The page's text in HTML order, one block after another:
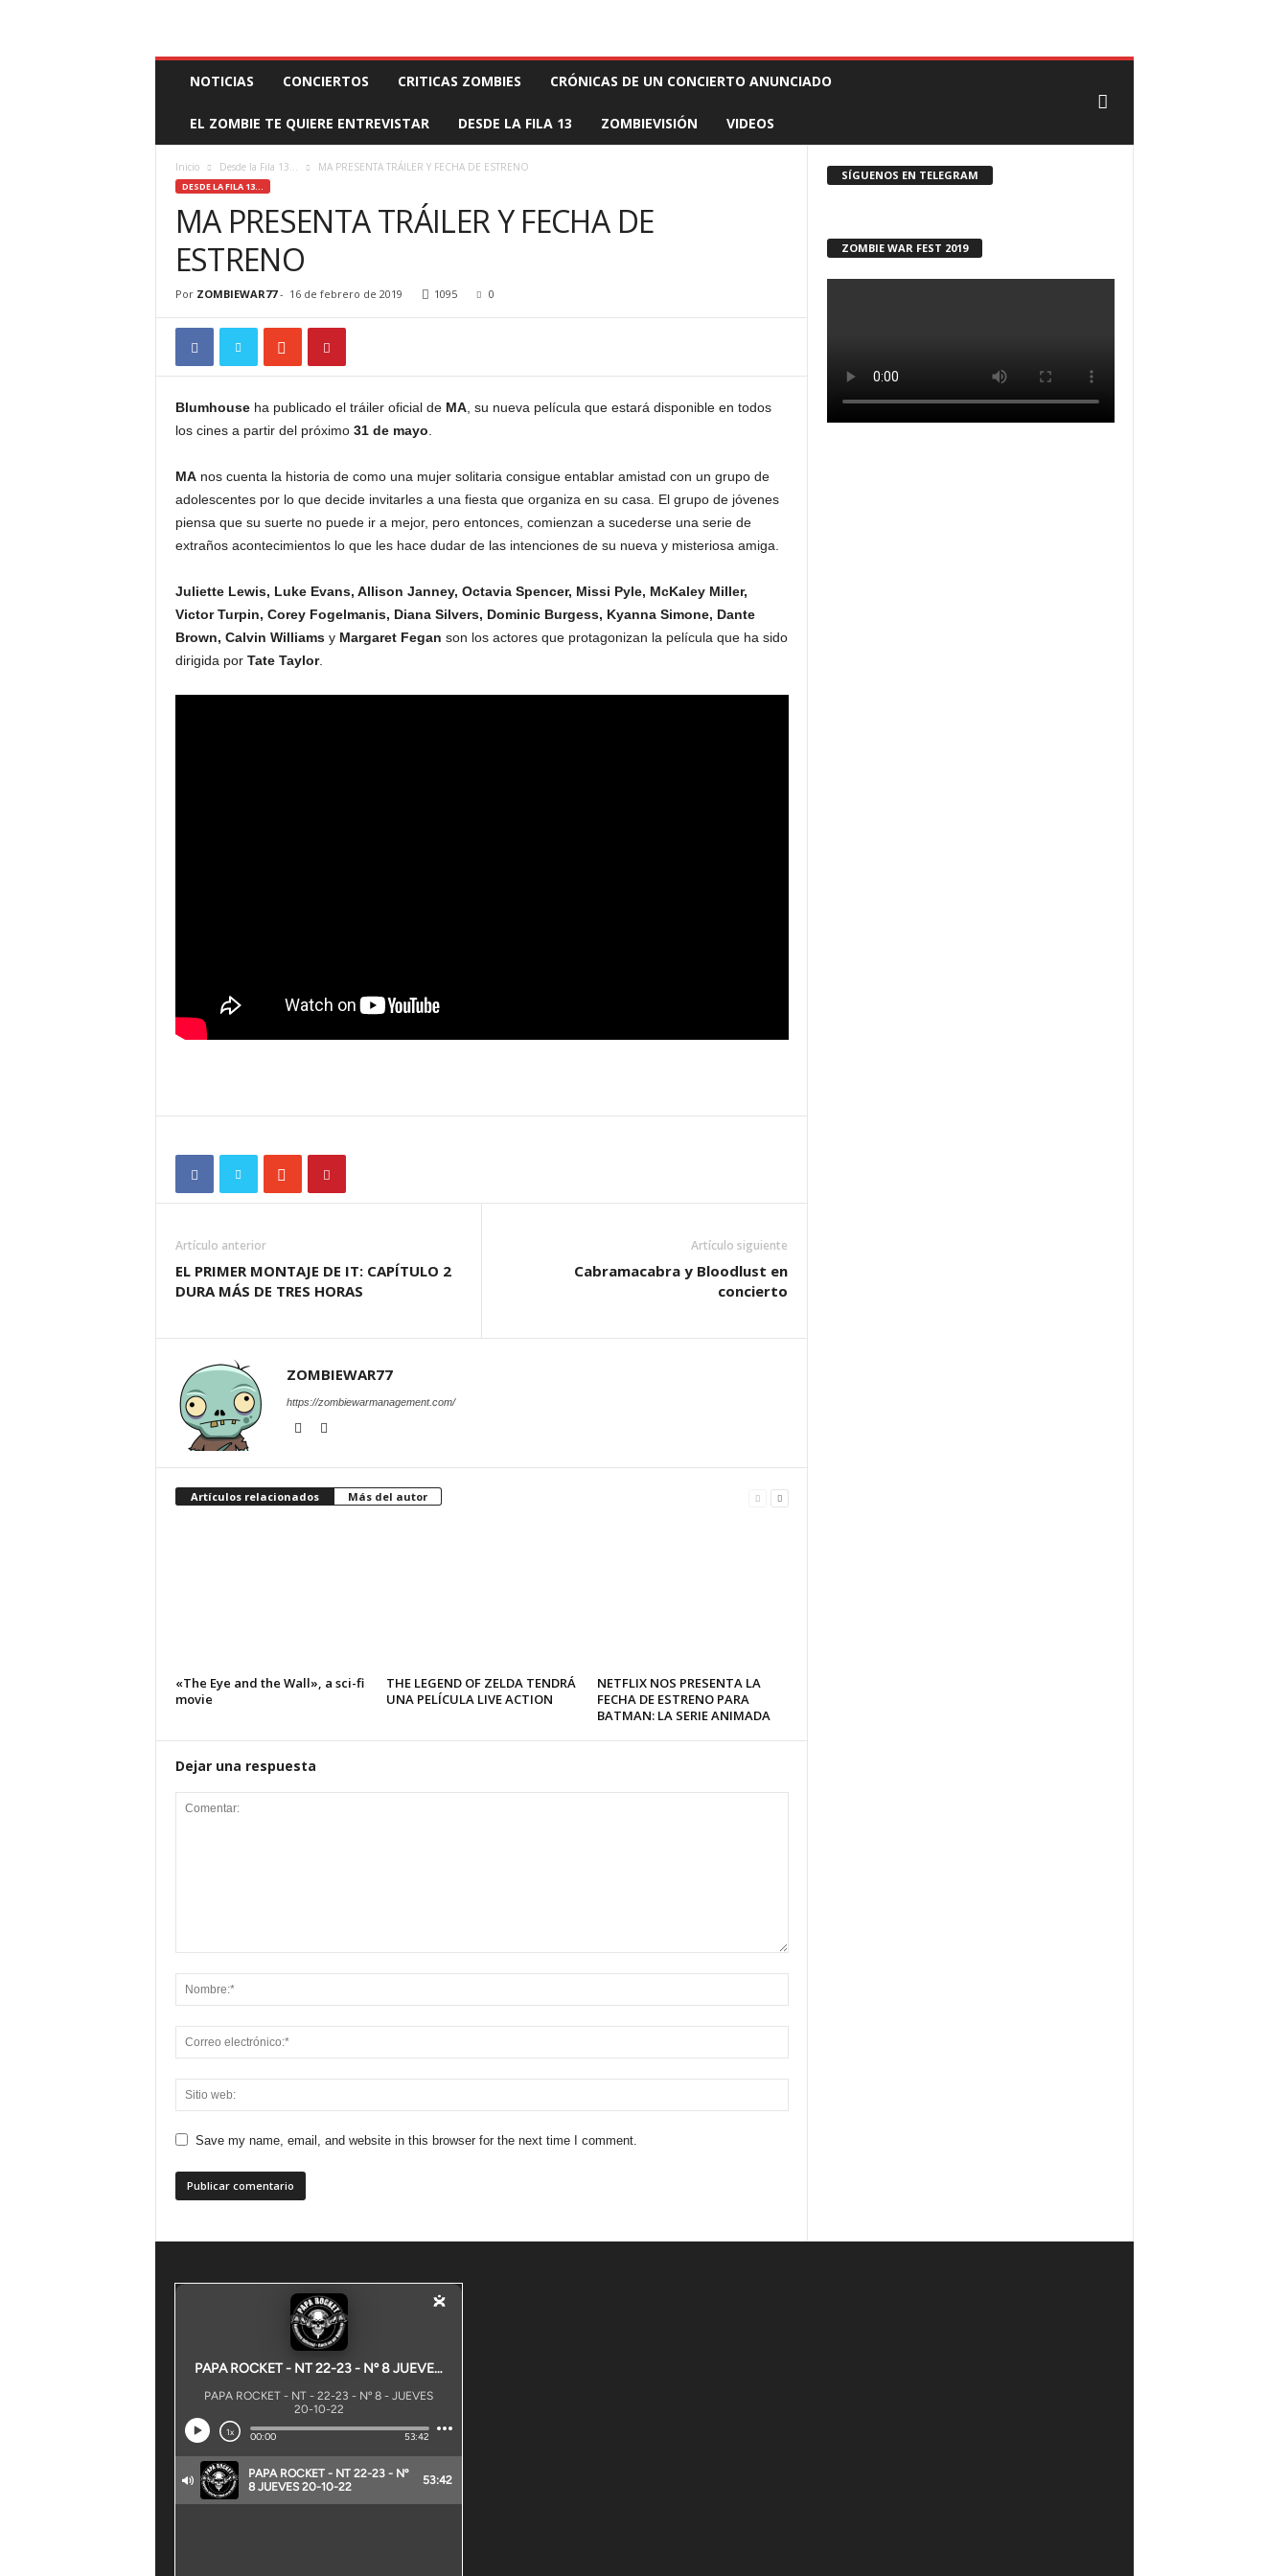
Z
I
NOTICIAS CONCIERTOS CRITICAS ZOMBIES CRÓNICAS DE UN CONCIERTO ANUNCIADO
EL ZOMBIE TE QUIERE ENTREVISTAR DESDE LA FILA 13 ZOMBIEVISIÓN VIDEOS
Inicio Desde la Fila 13... MA PRESENTA TRÁILER Y FECHA DE ESTRENO
DESDE LA FILA 13...
MA PRESENTA TRÁILER Y FECHA DE
ESTRENO
Por ZOMBIEWAR77- 16 de febrero de 2019 1095 0
Blumhouseha publicado el tráiler oficial de MA, su nueva película que estará disponible en todos
los cines a partir del próximo31 de mayo
MAnos cuenta la historia de como una mujer solitaria consigue entablar amistad con un grupo de
adolescentes por lo que decide invitarles a una fiesta que organiza en su casa. El grupo de jóvenes
piensa que su suerte no puede ir a mejor, pero entonces, comienzan a sucederse una serie de
extraños acontecimientos lo que les hace dudar de las intenciones de su nueva y misteriosa amiga.
Juliette Lewis, Luke Evans, Allison Janney, Octavia Spencer, Missi Pyle, McKaley Miller,
Victor Turpin, Corey Fogelmanis, Diana Silvers, Dominic Burgess, Kyanna Simone, Dante
Brown, Calvin Williamsy Margaret Fegan son los actores que protagonizan la película que ha sido
dirigida por Tate Taylor.
Artículo anterior
EL PRIMER MONTAJE DE IT: CAPÍTULO 2
DURA MÁS DE TRES HORAS
Artículo siguiente
Cabramacabra y Bloodlust en
concierto
ZOMBIEWAR77
https://zombiewarmanagement.com/
Artículos relacionados Más del autor
«The Eye and the Wall», a sci-fi
movie
THE LEGEND OF ZELDA TENDRÁ
UNA PELÍCULA LIVE ACTION
NETFLIX NOS PRESENTA LA
FECHA DE ESTRENO PARA
BATMAN: LA SERIE ANIMADA
Dejar una respuesta
Save my name, email, and website in this browser for the next time I comment.
SÍGUENOS EN TELEGRAM
ZOMBIE WAR FEST 2019